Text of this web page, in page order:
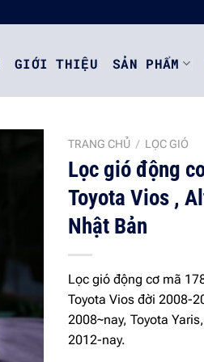
GIỚI THIỆU SẢN PHẨM
TRANG CHỦ / LỌC GIÓ
Lọc gió động
Toyota Vios ,
Nhật Bản
Lọc gió động cơ mã
Toyota Vios đời 2008-
2008~nay, Toyota
2012-nay.